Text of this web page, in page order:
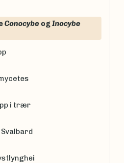
Conocybe ogInocybe
i trær